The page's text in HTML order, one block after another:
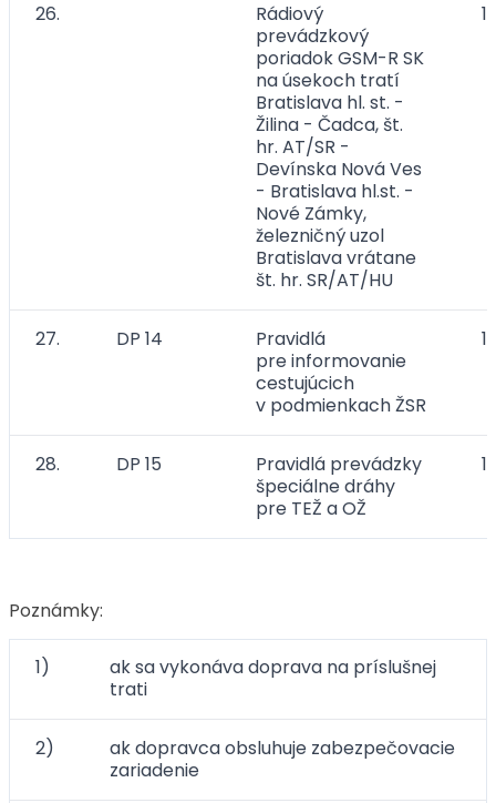
26.
Rádiový
prevádzkový
poriadok GSM-R SK
na úsekoch tratí
Bratislava hl. st. -
Žilina - Čadca, št.
hr. AT/SR -
Devínska Nová Ves
- Bratislava hl.st. -
Nové Zámky,
železničný uzol
Bratislava vrátane
št. hr. SR/AT/HU​
27. DP 14
Pravidlá
pre informovanie
cestujúcich
v podmienkach ŽSR
28. DP 15
Pravidlá prevádzky
špeciálne dráhy
pre TEŽ a OŽ
Poznámky:
1)
ak sa vykonáva doprava na príslušnej
trati
2)
ak dopravca obsluhuje zabezpečovacie
zariadenie